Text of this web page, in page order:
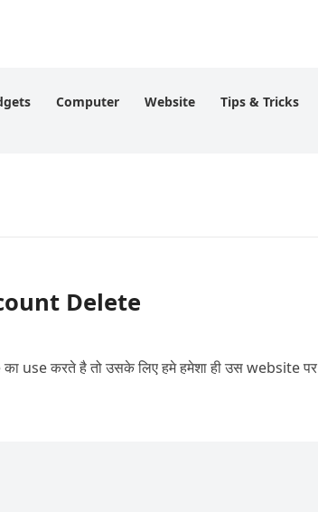
Computer Website Tips & Tricks
Delete
use करते है तो उसके लिए हमे हमेशा ही उस website पर